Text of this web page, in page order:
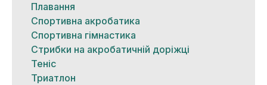
Плавання
Спортивна акробатика
Спортивна гімнастика
Стрибки на акробатичній доріжці
Теніс
Триатлон